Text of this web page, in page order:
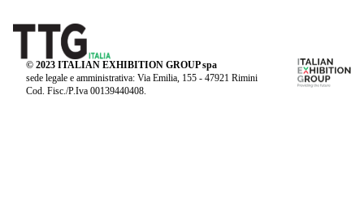
© 2023 ITALIAN EXHIBITION GROUP spa
sede legale e amministrativa: Via Emilia, 155 - 47921 Rimini
Cod. Fisc./P.Iva 00139440408.